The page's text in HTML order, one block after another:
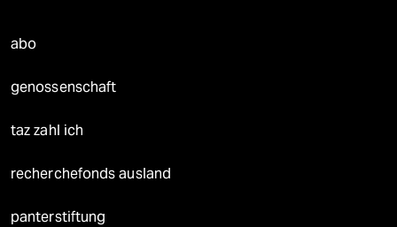
abo
genossenschaft
taz zahl ich
recherchefonds ausland
panterstiftung